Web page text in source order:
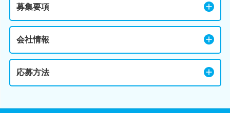
募集要項
会社情報
応募方法